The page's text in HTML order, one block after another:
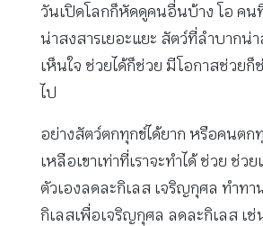
วันเปิดโลกก็หัดดูคนอื่นบ้าง โอ คน
น่าสงสารเยอะแยะ สัตว์ที่ลำบากน่
เห็นใจ ช่วยได้ก็ช่วย มีโอกาสช่วยก็
ไป
อย่างสัตว์ตกทุกข์ได้ยาก หรือคนตก
เหลือเขาเท่าที่เราจะทำได้ ช่วย ช่ว
ตัวเองลดละกิเลส เจริญกุศล ทำท
กิเลสเพื่อเจริญกุศล ลดละกิเลส เ